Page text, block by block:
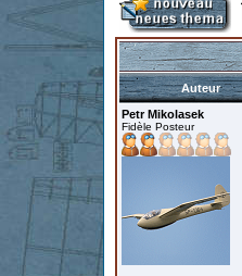
Auteur
Petr Mikolasek
Fidèle Posteur